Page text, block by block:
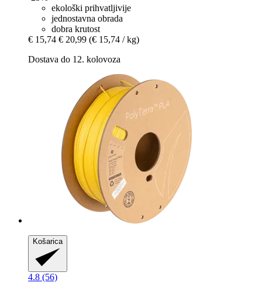
ekološki prihvatljivije
jednostavna obrada
dobra krutost
€ 15,74 € 20,99 (€ 15,74 / kg)
Dostava do 12. kolovoza
Košarica
4.8 (56)